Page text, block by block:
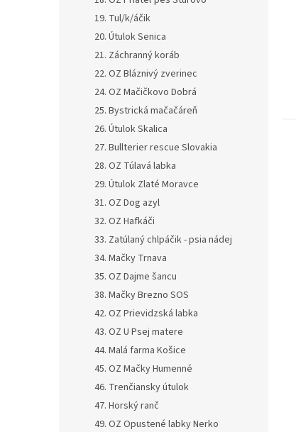
19. Tul/k/áčik
20. Útulok Senica
21. Záchranný koráb
22. OZ Bláznivý zverinec
24. OZ Mačičkovo Dobrá
25. Bystrická mačačáreň
26. Útulok Skalica
27. Bullterier rescue Slovakia
28. OZ Túlavá labka
29. Útulok Zlaté Moravce
31. OZ Dog azyl
32. OZ Hafkáči
33. Zatúlaný chlpáčik - psia nádej
34. Mačky Trnava
35. OZ Dajme šancu
38. Mačky Brezno SOS
42. OZ Prievidzská labka
43. OZ U Psej matere
44. Malá farma Košice
45. OZ Mačky Humenné
46. Trenčiansky útulok
47. Horský ranč
49. OZ Opustené labky Nerko